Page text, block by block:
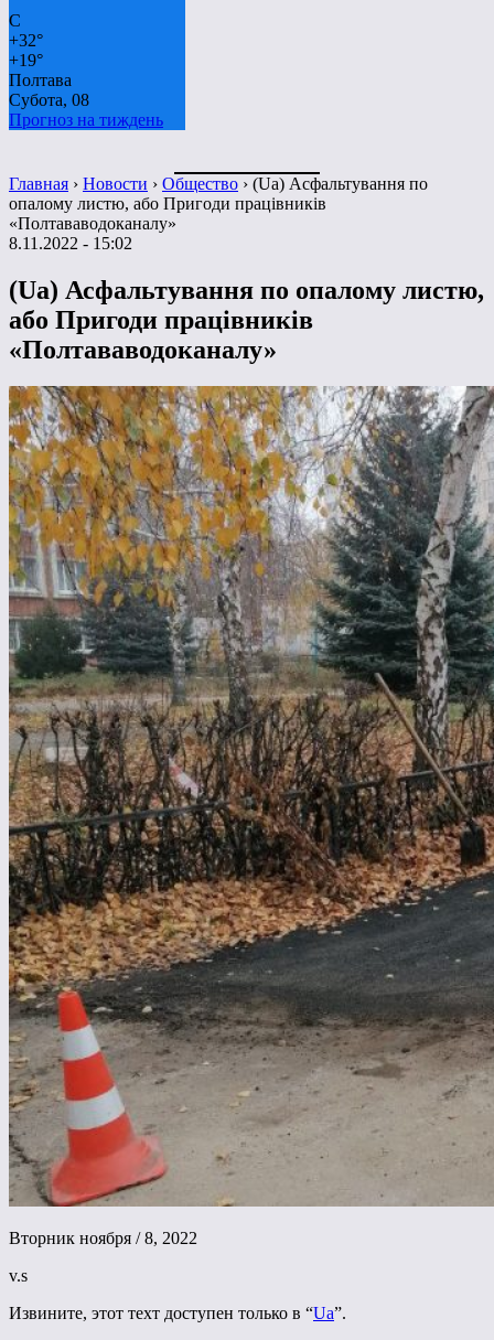
C
+32°
+19°
Полтава
Субота, 08
Прогноз на тиждень
Главная › Новости › Общество › (Ua) Асфальтування по
опалому листю, або Пригоди працівників
«Полтававодоканалу»
8.11.2022 - 15:02
(Ua) Асфальтування по опалому листю,
або Пригоди працівників
«Полтававодоканалу»
Вторник ноября / 8, 2022
v.s
Извините, этот техт доступен только в “Ua”.